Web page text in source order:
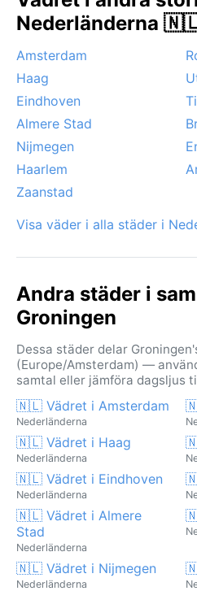
även under sommaren.
höstmorgnar, medan stormar
Groningen saknar extrema
monsun – här är det den
rytmen som präglar
Nederländerna
Amsterdam
Haag
Eindhoven
Almere Stad
Nijmegen
Haarlem
Zaanstad
Visa väder i alla städer i
Andra städer i
Groningen
Dessa städer delar
(Europe/Amsterdam) —
samtal eller jämföra dagsljus
🇳🇱 Vädret i Amsterdam
Nederländerna
🇳🇱 Vädret i Haag
Nederländerna
🇳🇱 Vädret i Eindhoven
Nederländerna
🇳🇱 Vädret i Almere
Stad
Nederländerna
🇳🇱 Vädret i Nijmegen
Nederländerna